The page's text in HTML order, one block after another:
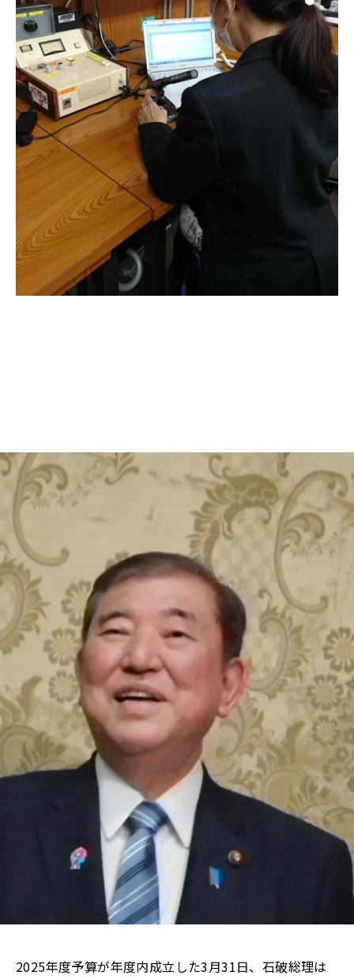
2025年度予算が年度内成立した3月31日、石破総理は